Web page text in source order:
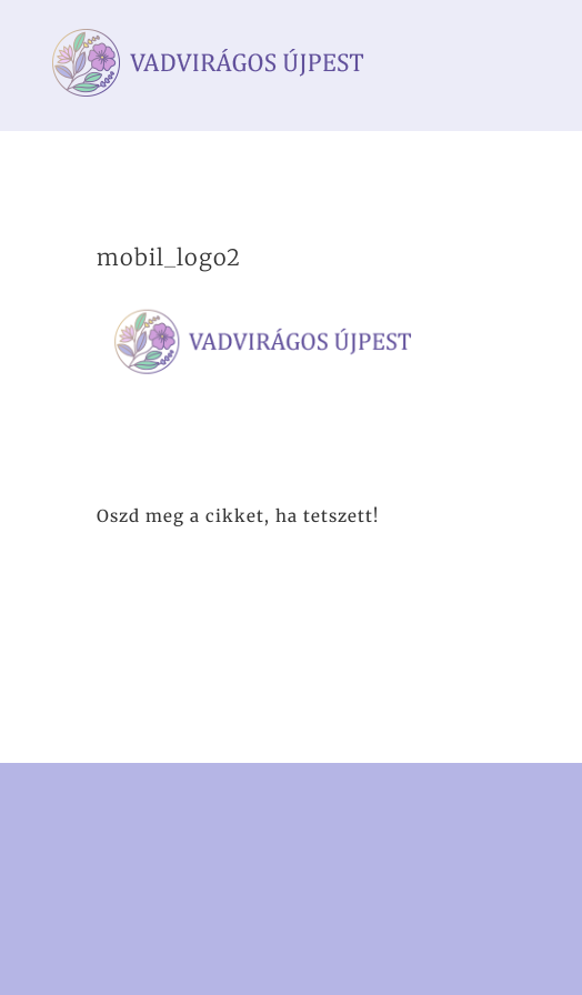
mobil_logo2
Oszd meg a cikket, ha tetszett!